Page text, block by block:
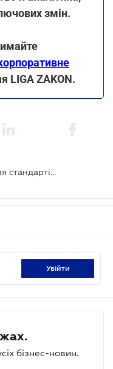
змін.
LIGA ZAKON.
Депутати підтримали впровадження стандартів ЄС у сфері надання послуг поштового зв’язку України
увійти
бізнес-новин.